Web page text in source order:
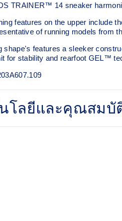
TRAINER™ 14 sneaker
features on the upper include
of running models from
shape's features a sleeker
for stability and rearfoot GEL™
โลยีและคุณสมบั
of the upper's synthetic fiber